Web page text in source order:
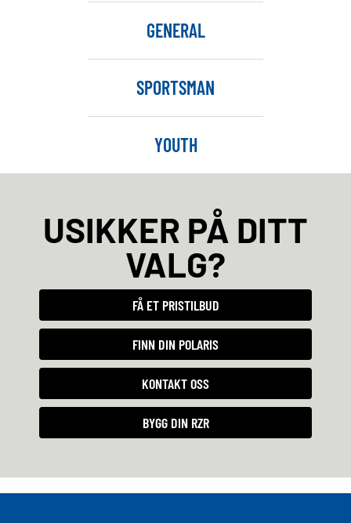
GENERAL
SPORTSMAN
YOUTH
USIKKER PÅ DITT
VALG?
FÅ ET PRISTILBUD
FINN DIN POLARIS
KONTAKT OSS
BYGG DIN RZR